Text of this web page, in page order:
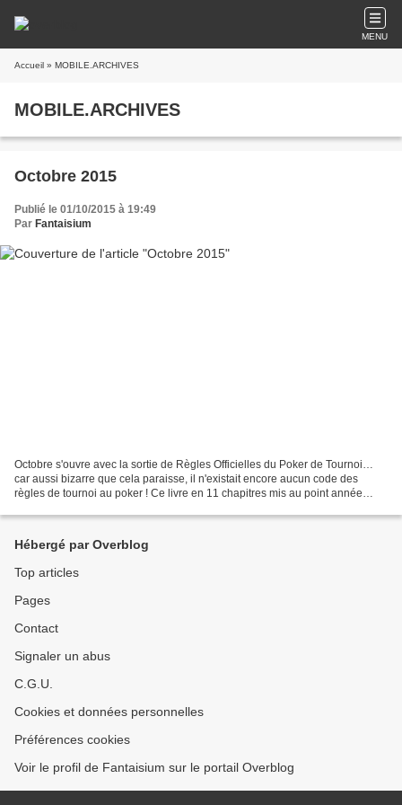
MENU
Accueil » MOBILE.ARCHIVES
MOBILE.ARCHIVES
Octobre 2015
Publié le 01/10/2015 à 19:49
Par Fantaisium
Octobre s'ouvre avec la sortie de Règles Officielles du Poker de Tournoi…
car aussi bizarre que cela paraisse, il n'existait encore aucun code des
règles de tournoi au poker ! Ce livre en 11 chapitres mis au point année
Hébergé par Overblog
Top articles
Pages
Contact
Signaler un abus
C.G.U.
Cookies et données personnelles
Préférences cookies
Voir le profil de Fantaisium sur le portail Overblog